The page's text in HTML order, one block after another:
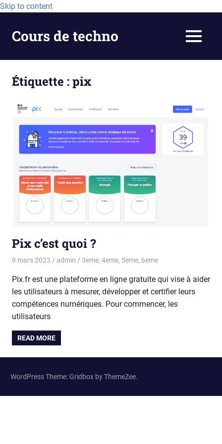
Skip to content
Cours de techno
Étiquette :pix
Pix c’est quoi ?
9 mars 2023 admin 3eme, 4eme, 5eme, 6eme
Pix.fr est une plateforme en ligne gratuite qui vise à aider
les utilisateurs à mesurer, développer et certifier leurs
compétences numériques. Pour commencer, les
utilisateurs
READ MORE
WordPress Theme: Gridbox by ThemeZee.